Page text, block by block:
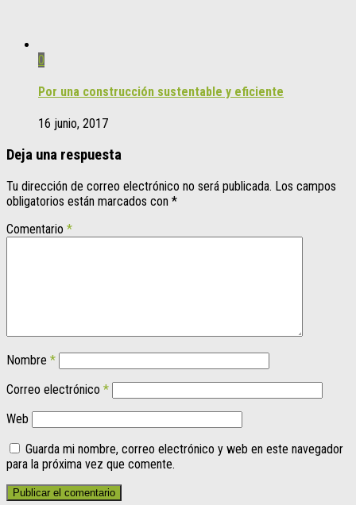
0
Por una construcción sustentable y eficiente
16 junio, 2017
Deja una respuesta
Tu dirección de correo electrónico no será publicada. Los campos
obligatorios están marcados con *
Comentario *
Nombre *
Correo electrónico *
Web
Guarda mi nombre, correo electrónico y web en este navegador
para la próxima vez que comente.